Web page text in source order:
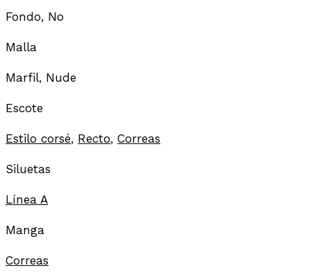
Fondo, No
Malla
Marfil, Nude
Escote
Estilo corsé, Recto, Correas
Siluetas
Línea A
Manga
Correas